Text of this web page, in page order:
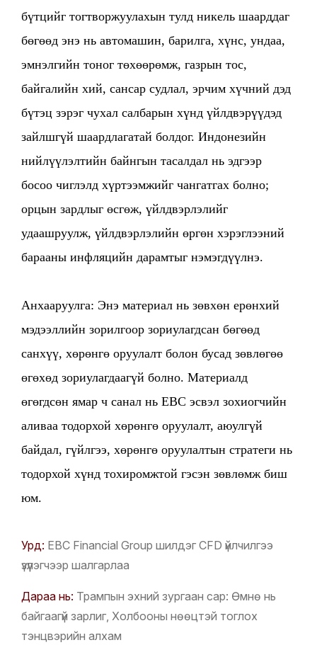
бүтцийг тогтворжуулахын тулд никель шаарддаг
бөгөөд энэ нь автомашин, барилга, хүнс, ундаа,
эмнэлгийн тоног төхөөрөмж, газрын тос,
байгалийн хий, сансар судлал, эрчим хүчний дэд
бүтэц зэрэг чухал салбарын хүнд үйлдвэрүүдэд
зайлшгүй шаардлагатай болдог. Индонезийн
нийлүүлэлтийн байнгын тасалдал нь эдгээр
босоо чиглэлд хүртээмжийг чангатгах болно;
орцын зардлыг өсгөж, үйлдвэрлэлийг
удаашруулж, үйлдвэрлэлийн өргөн хэрэглээний
барааны инфляцийн дарамтыг нэмэгдүүлнэ.
Анхааруулга: Энэ материал нь зөвхөн ерөнхий
мэдээллийн зорилгоор зориулагдсан бөгөөд
санхүү, хөрөнгө оруулалт болон бусад зөвлөгөө
өгөхөд зориулагдаагүй болно. Материалд
өгөгдсөн ямар ч санал нь EBC эсвэл зохиогчийн
аливаа тодорхой хөрөнгө оруулалт, аюулгүй
байдал, гүйлгээ, хөрөнгө оруулалтын стратеги нь
тодорхой хүнд тохиромжтой гэсэн зөвлөмж биш
юм.
Урд: EBC Financial Group шилдэг CFD үйлчилгээ
үзүүлэгчээр шалгарлаа
Дараа нь: Трампын эхний зургаан сар: Өмнө нь
байгаагүй зарлиг, Холбооны нөөцтэй тоглох
тэнцвэрийн алхам